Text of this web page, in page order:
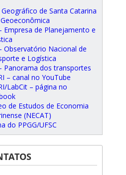
de Santa Catarina
Empresa de Planejamento e
Observatório Nacional de
e Logística
Panorama dos transportes
– canal no YouTube
LabCit – página no
de Estudos de Economia
(NECAT)
do PPGG/UFSC